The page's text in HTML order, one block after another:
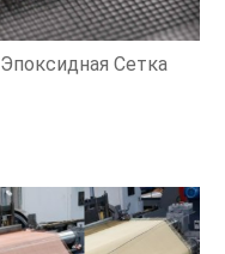
Эпоксидная Сетка